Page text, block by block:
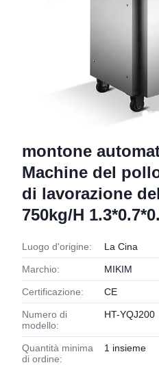
montone
Machine del
di lavorazione
750kg/H
Luogo d'origine: La Cina
Marchio: MIKIM
Certificazione: CE
Numero di
modello:
HT-YQJ200
Quantità minima
di ordine:
1 insieme